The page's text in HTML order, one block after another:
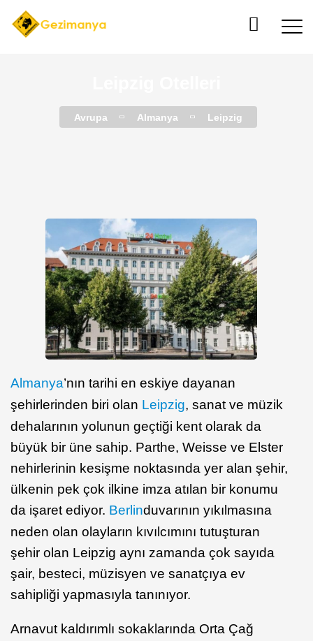
Avrupa Almanya Leipzig
Almanya’nın tarihi en eskiye dayanan
şehirlerinden biri olan Leipzig, sanat ve müzik
dehalarının yolunun geçtiği kent olarak da
büyük bir üne sahip. Parthe, Weisse ve Elster
nehirlerinin kesişme noktasında yer alan şehir,
ülkenin pek çok ilkine imza atılan bir konumu
da işaret ediyor. Berlinduvarının yıkılmasına
neden olan olayların kıvılcımını tutuşturan
şehir olan Leipzig aynı zamanda çok sayıda
şair, besteci, müzisyen ve sanatçıya ev
sahipliği yapmasıyla tanınıyor.
Arnavut kaldırımlı sokaklarında Orta Çağ